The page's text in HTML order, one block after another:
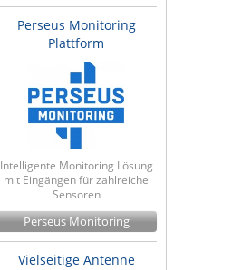
Perseus Monitoring
Plattform
Intelligente Monitoring Lösung
mit Eingängen für zahlreiche
Sensoren
Perseus Monitoring
Vielseitige Antenne